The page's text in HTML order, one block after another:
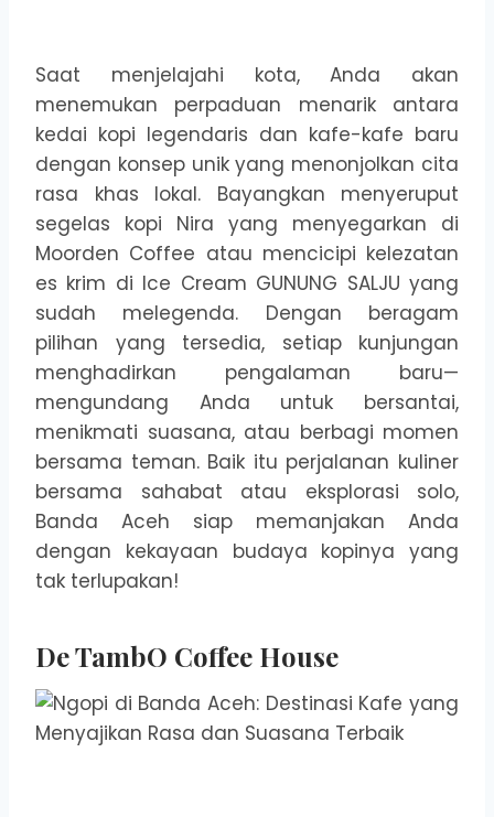
Saat menjelajahi kota, Anda akan
menemukan perpaduan menarik antara
kedai kopi legendaris dan kafe-kafe baru
dengan konsep unik yang menonjolkan cita
rasa khas lokal. Bayangkan menyeruput
segelas kopi Nira yang menyegarkan di
Moorden Coffee atau mencicipi kelezatan
es krim di Ice Cream GUNUNG SALJU yang
sudah melegenda. Dengan beragam
pilihan yang tersedia, setiap kunjungan
menghadirkan pengalaman baru—
mengundang Anda untuk bersantai,
menikmati suasana, atau berbagi momen
bersama teman. Baik itu perjalanan kuliner
bersama sahabat atau eksplorasi solo,
Banda Aceh siap memanjakan Anda
dengan kekayaan budaya kopinya yang
tak terlupakan!
De TambO Coffee House